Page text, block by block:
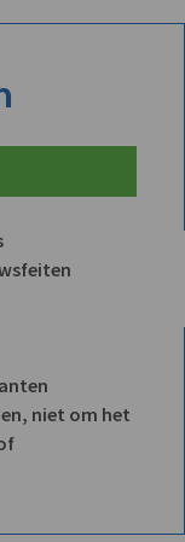
niet om het